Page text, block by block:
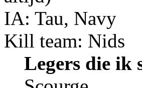
IA: Tau, Navy
Kill team: Nids
Legers die ik